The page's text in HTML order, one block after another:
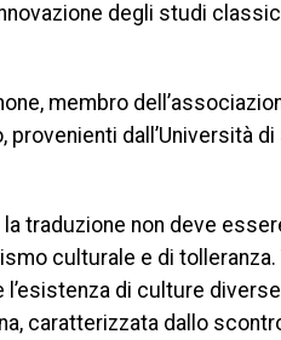
degli studi
membro
provenienti dall’Università
traduzione non deve
culturale e di
di culture
caratterizzata dallo